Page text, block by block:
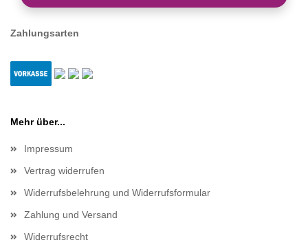
Zahlungsarten
Mehr über...
Impressum
Vertrag widerrufen
Widerrufsbelehrung und Widerrufsformular
Zahlung und Versand
Widerrufsrecht